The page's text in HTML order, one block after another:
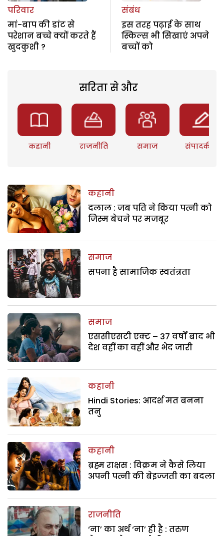
परिवार
मां-बाप की डांट से
परेशान बच्चे क्यों करते हैं
खुदकुशी ?
संबंध
इस तरह पढ़ाई के साथ
स्किल्स भी सिखाएं अपने
बच्चों को
सरिता से और
कहानी राजनीति समाज संपादकीय
कहानी
दलाल : जब पति ने किया पत्नी को
जिस्म बेचने पर मजबूर
समाज
सपना है सामाजिक स्वतंत्रता
समाज
एससीएसटी एक्ट – 37 वर्षों बाद भी
देश वहीं का वहीं और भेद जारी
कहानी
Hindi Stories: आदर्श मत बनना
तनु
कहानी
ब्रह्म राक्षस : विक्रम ने कैसे लिया
अपनी पत्नी की बेइज्जती का बदला
राजनीति
‘ना’ का अर्थ ‘ना’ ही है : तरुण